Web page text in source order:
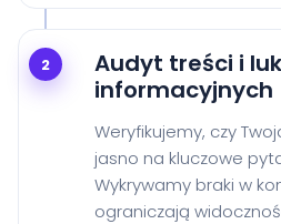
2
Audyt treści i luk
informacyjnych
Weryfikujemy, czy
jasno na kluczowe
Wykrywamy braki w
ograniczają